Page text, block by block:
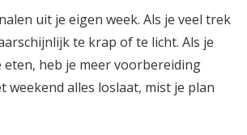
uit je eigen week. Als je veel trek
te krap of te licht. Als je
eten, heb je meer voorbereiding
weekend alles loslaat, mist je plan